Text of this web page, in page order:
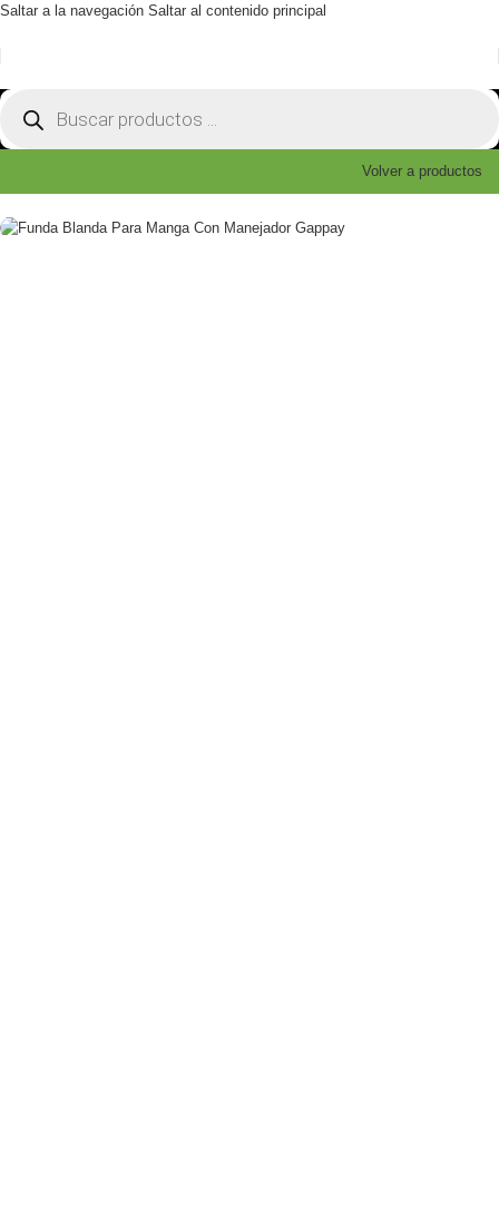
Saltar a la navegación Saltar al contenido principal
Volver a productos